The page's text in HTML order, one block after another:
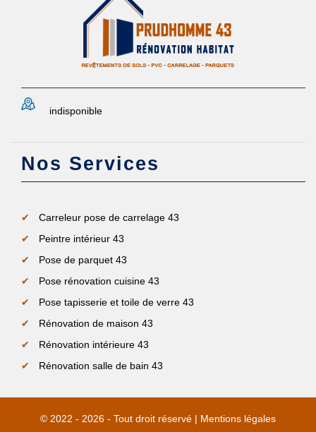
indisponible
Nos Services
Carreleur pose de carrelage 43
Peintre intérieur 43
Pose de parquet 43
Pose rénovation cuisine 43
Pose tapisserie et toile de verre 43
Rénovation de maison 43
Rénovation intérieure 43
Rénovation salle de bain 43
© 2022 - 2026 - Tout droit réservé | Mentions légales